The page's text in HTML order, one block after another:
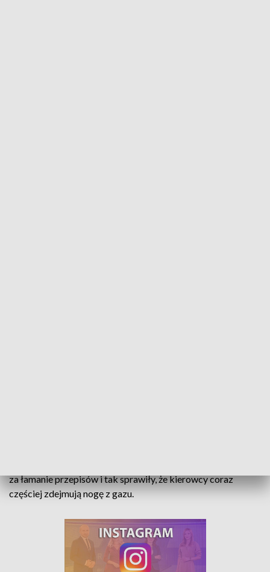
za łamanie przepisów i tak sprawiły, że kierowcy coraz
częściej zdejmują nogę z gazu.